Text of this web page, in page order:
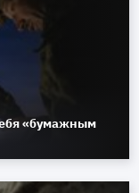
«бумажным